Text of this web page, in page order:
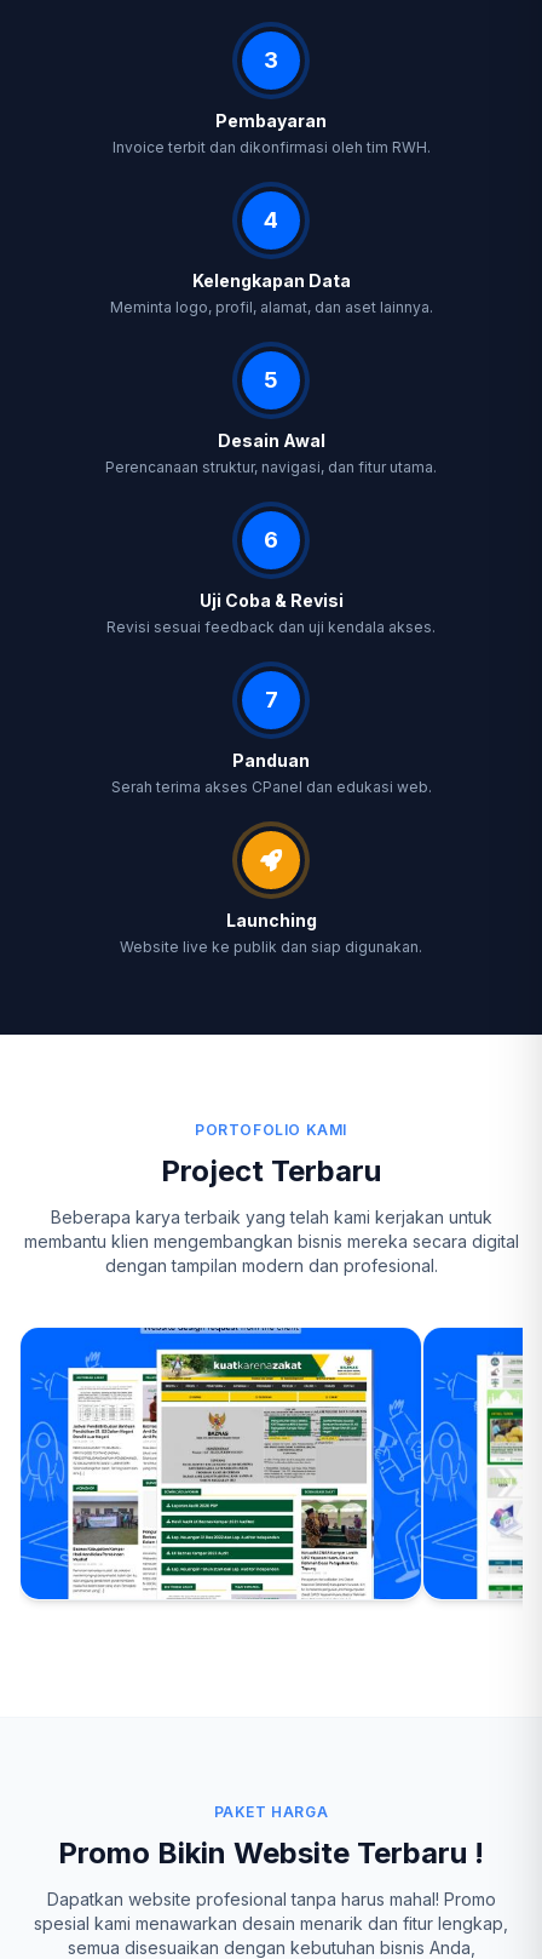
3
Pembayaran
Invoice terbit dan dikonfirmasi oleh tim RWH.
4
Kelengkapan Data
Meminta logo, profil, alamat, dan aset lainnya.
5
Desain Awal
Perencanaan struktur, navigasi, dan fitur utama.
6
Uji Coba & Revisi
Revisi sesuai feedback dan uji kendala akses.
7
Panduan
Serah terima akses CPanel dan edukasi web.
Launching
Website live ke publik dan siap digunakan.
PORTOFOLIO KAMI
Project Terbaru
Beberapa karya terbaik yang telah kami kerjakan untuk
membantu klien mengembangkan bisnis mereka secara digital
dengan tampilan modern dan profesional.
PAKET HARGA
Promo Bikin Website Terbaru !
Dapatkan website profesional tanpa harus mahal! Promo
spesial kami menawarkan desain menarik dan fitur lengkap,
semua disesuaikan dengan kebutuhan bisnis Anda,